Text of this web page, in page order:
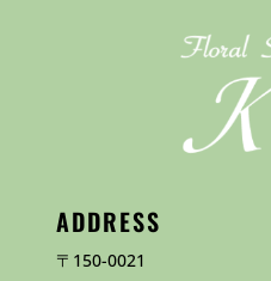
ADDRESS
〒150-0021